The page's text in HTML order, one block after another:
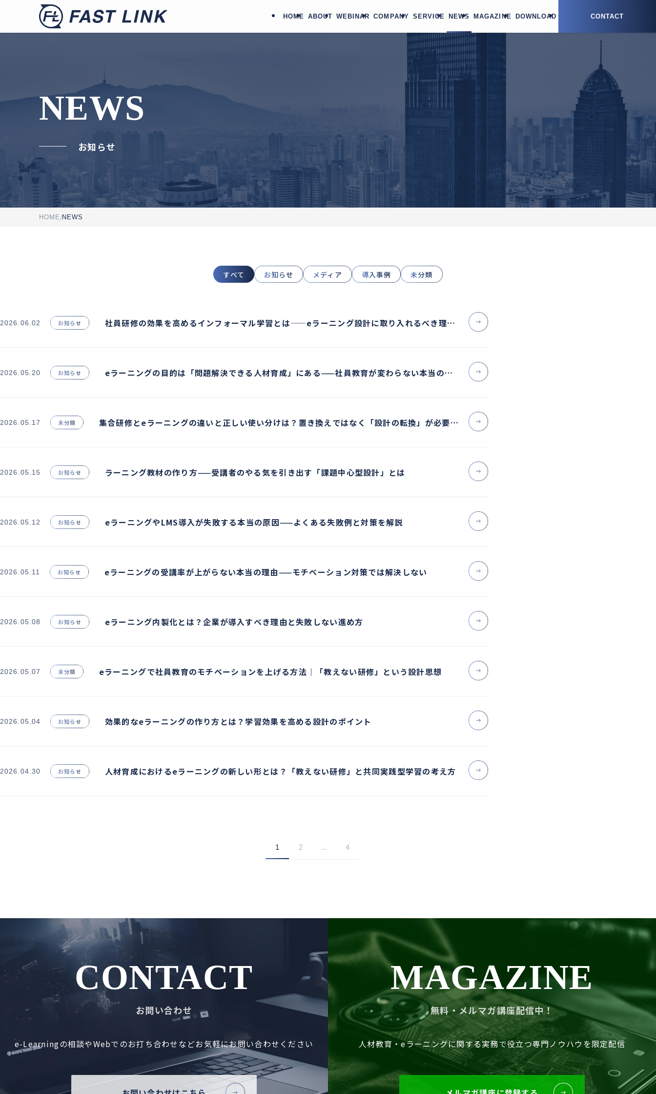
HOME ABOUT WEBINAR COMPANY SERVICE NEWS MAGAZINE DOWNLOAD CONTACT
NEWS
HOME NEWS
すべて お知らせ メディア 導入事例 未分類
2026.06.02 お知らせ
社員研修の効果を高めるインフォーマル学習とは——eラーニング設計に取り入れるべき理由
2026.05.20 お知らせ
eラーニングの目的は「問題解決できる人材育成」にある——社員教育が変わらない本当の理
2026.05.17 未分類
集合研修とeラーニングの違いと正しい使い分けは？置き換えではなく「設計の転換」が必要な
2026.05.15 お知らせ ラーニング教材の作り方——受講者のやる気を引き出す「課題中心型設計」とは
2026.05.12 お知らせ eラーニングやLMS導入が失敗する本当の原因——よくある失敗例と対策を解説
2026.05.11 お知らせ eラーニングの受講率が上がらない本当の理由——モチベーション対策では解決しない
2026.05.08 お知らせ eラーニング内製化とは？企業が導入すべき理由と失敗しない進め方
2026.05.07 未分類 eラーニングで社員教育のモチベーションを上げる方法｜「教えない研修」という設計思想
2026.05.04 お知らせ 効果的なeラーニングの作り方とは？学習効果を高める設計のポイント
2026.04.30 お知らせ 人材育成におけるeラーニングの新しい形とは？「教えない研修」と共同実践型学習の考え方
1 2 ... 4
CONTACT
お問い合わせ
e-Learningの相談やWebでのお打ち合わせなどお気軽にお問い合わせください
MAGAZINE
無料・メルマガ講座配信中！
人材教育・eラーニングに関する実務で役立つ専門ノウハウを限定配信